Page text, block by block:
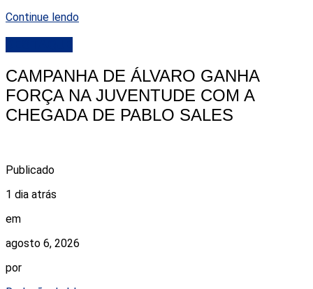
Continue lendo
CAMPANHA DE ÁLVARO GANHA
FORÇA NA JUVENTUDE COM A
CHEGADA DE PABLO SALES
Publicado
1 dia atrás
em
agosto 6, 2026
por